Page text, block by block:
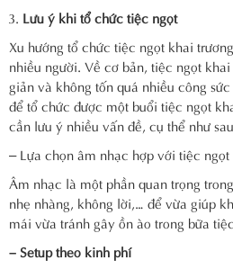
Lưu ý khi tổ chức tiệc ngọt
Xu hướng tổ chức tiệc ngọt khai
nhiều người. Về cơ bản, tiệc ngọt
giản và không tốn quá nhiều công
để tổ chức được một buổi tiệc ngọt
cần lưu ý nhiều vấn đề, cụ thể như
– Lựa chọn âm nhạc hợp với tiệc ngọt
Âm nhạc là một phần quan trọng
nhẹ nhàng, không lời,… để vừa giúp
mái vừa tránh gây ồn ào trong bữa
– Setup theo kinh phí